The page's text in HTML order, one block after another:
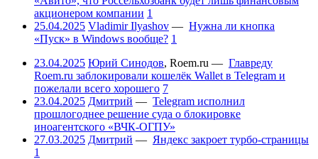
акционером компании 1
25.04.2025 Vladimir Ilyashov — Нужна ли кнопка
«Пуск» в Windows вообще? 1
23.04.2025 Юрий Синодов, Roem.ru — Главреду
Roem.ru заблокировали кошелёк Wallet в Telegram и
пожелали всего хорошего 7
23.04.2025 Дмитрий — Telegram исполнил
прошлогоднее решение суда о блокировке
иноагентского «ВЧК-ОГПУ»
27.03.2025 Дмитрий — Яндекс закроет турбо-страницы
1